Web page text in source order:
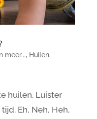
meer..., Huilen,
huilen. Luister
Eh, Neh, Heh,